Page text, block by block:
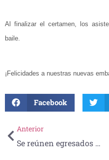
Al finalizar el certamen, los
baile.
¡Felicidades a nuestras nuevas
Facebook
Anterior
Se reúnen egresados de Medicina